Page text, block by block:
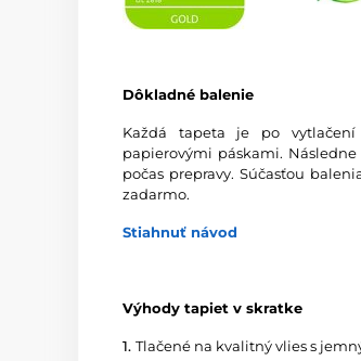
Dôkladné balenie
Každá tapeta je po vytlačení
papierovými páskami.
počas prepravy. Súčasťou
zadarmo.
Stiahnuť návod
Výhody tapiet v skratke
1. Tlačené na kvalitný vlies s